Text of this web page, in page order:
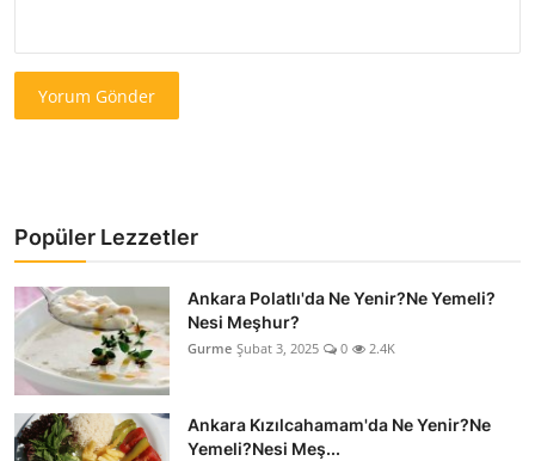
Yorum Gönder
Popüler Lezzetler
Ankara Polatlı'da Ne Yenir?Ne Yemeli?
Nesi Meşhur?
Gurme Şubat 3, 2025 0 2.4K
Ankara Kızılcahamam'da Ne Yenir?Ne
Yemeli?Nesi Meş...